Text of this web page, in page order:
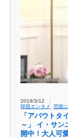
2019/3/12
韓国エンタメ
芸能
「アバウトタ
～」 イ・サン
開中！大人可